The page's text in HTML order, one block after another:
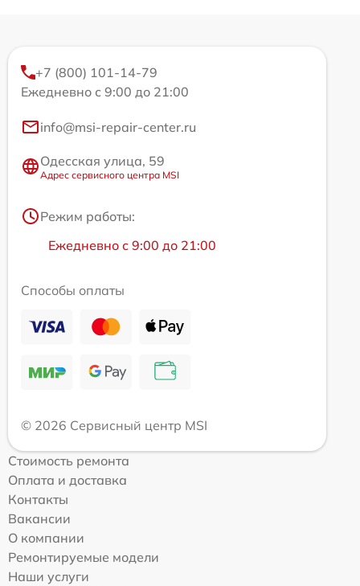
+7 (800) 101-14-79
Ежедневно с 9:00 до 21:00
info@msi-repair-center.ru
Одесская улица, 59
Адрес сервисного центра MSI
Режим работы:
Ежедневно с 9:00 до 21:00
Способы оплаты
© 2026 Сервисный центр MSI
Стоимость ремонта
Оплата и доставка
Контакты
Вакансии
О компании
Ремонтируемые модели
Наши услуги